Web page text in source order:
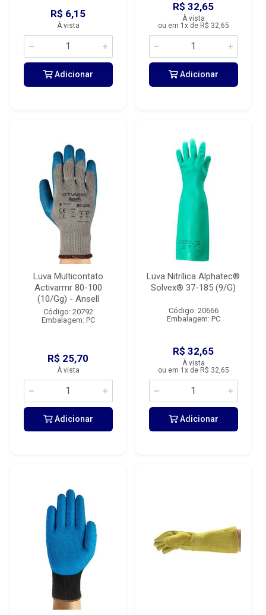
R$ 6,15
À vista
Adicionar
R$ 32,65
À vista
ou em 1x de R$ 32,65
Adicionar
Luva Multicontato
Activarmr 80-100
(10/Gg) - Ansell
Código: 20792
Embalagem: PC
R$ 25,70
À vista
Adicionar
Luva Nitrílica Alphatec®
Solvex® 37-185 (9/G)
Código: 20666
Embalagem: PC
R$ 32,65
À vista
ou em 1x de R$ 32,65
Adicionar